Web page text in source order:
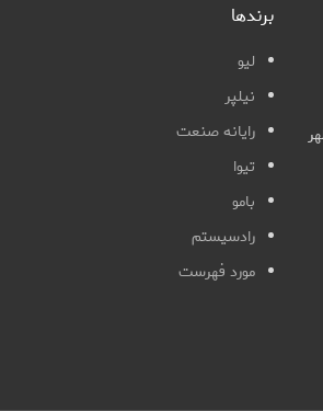
برندها
لیو
نیلپر
رایانه صنعت
تیوا
بامو
رادسیستم
مورد فهرست